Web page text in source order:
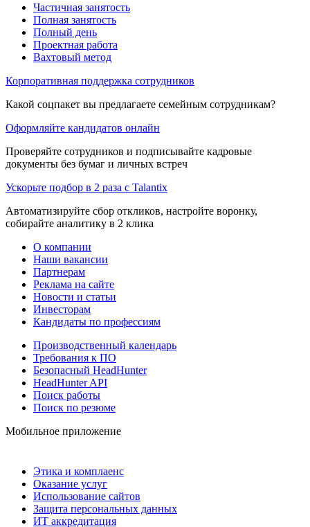
Частичная занятость
Полная занятость
Полный день
Проектная работа
Вахтовый метод
Корпоративная поддержка сотрудников
Какой соцпакет вы предлагаете семейным сотрудникам?
Оформляйте кандидатов онлайн
Проверяйте сотрудников и подписывайте кадровые
документы без бумаг и личных встреч
Ускорьте подбор в 2 раза с Talantix
Автоматизируйте сбор откликов, настройте воронку,
собирайте аналитику в 2 клика
О компании
Наши вакансии
Партнерам
Реклама на сайте
Новости и статьи
Инвесторам
Кандидаты по профессиям
Производственный календарь
Требования к ПО
Безопасный HeadHunter
HeadHunter API
Поиск работы
Поиск по резюме
Мобильное приложение
Этика и комплаенс
Оказание услуг
Использование сайтов
Защита персональных данных
ИТ аккредитация